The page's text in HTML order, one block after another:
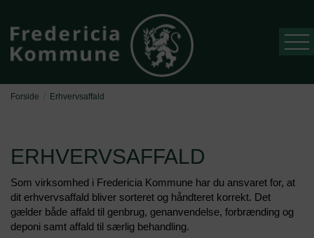
Mit affald
Sorteringsguide
Nyheder
Forside Erhvervsaffald
ERHVERVSAFFALD
Som virksomhed i Fredericia Kommune har du ansvaret for, at
dit erhvervsaffald bliver sorteret og håndteret korrekt. Det
gælder både affald til genbrug, genanvendelse, forbrænding og
deponi samt affald til særlig behandling.